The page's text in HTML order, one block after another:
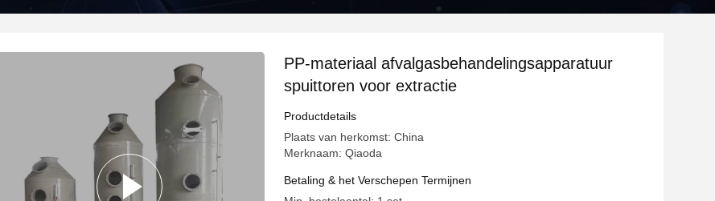
PP-materiaal afvalgasbehandelingsapparatuur
spuittoren voor extractie
Productdetails
Plaats van herkomst: China
Merknaam: Qiaoda
Betaling & het Verschepen Termijnen